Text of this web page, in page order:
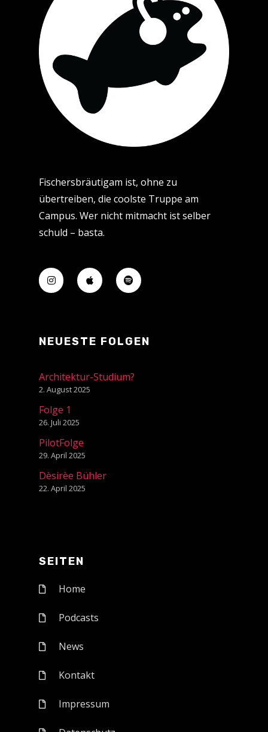
Fischersbräutigam ist, ohne zu
übertreiben, die coolste Truppe am
Campus. Wer nicht mitmacht ist selber
schuld – basta.
NEUESTE FOLGEN
Architektur-Studium?
2. August 2025
Folge 1
26. Juli 2025
PilotFolge
29. April 2025
Dèsirèe Bühler
22. April 2025
SEITEN
Home
Podcasts
News
Kontakt
Impressum